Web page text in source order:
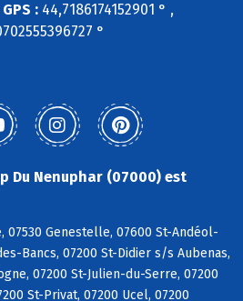
:44,7186174152901 ° ,
°
Du Nenuphar (07000) est
07530 Genestelle, 07600 St-Andéol-
Bancs, 07200 St-Didier s/s Aubenas,
07200 St-Julien-du-Serre, 07200
St-Privat, 07200 Ucel, 07200